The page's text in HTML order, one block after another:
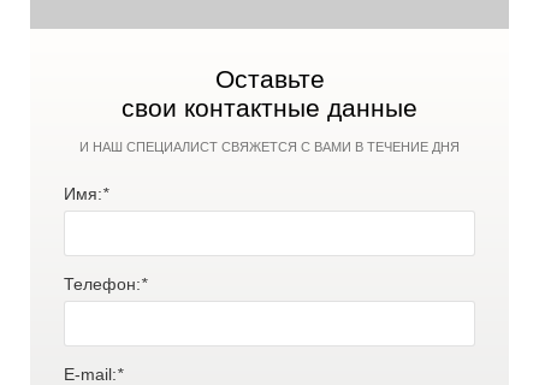
Оставьте
свои контактные данные
И НАШ СПЕЦИАЛИСТ СВЯЖЕТСЯ С ВАМИ В ТЕЧЕНИЕ ДНЯ
Имя:*
Телефон:*
E-mail:*